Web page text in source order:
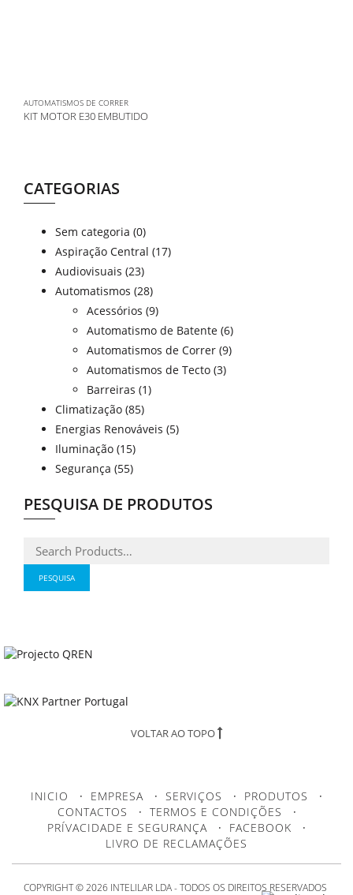
AUTOMATISMOS DE CORRER
KIT MOTOR E30 EMBUTIDO
CATEGORIAS
Sem categoria (0)
Aspiração Central (17)
Audiovisuais (23)
Automatismos (28)
Acessórios (9)
Automatismo de Batente (6)
Automatismos de Correr (9)
Automatismos de Tecto (3)
Barreiras (1)
Climatização (85)
Energias Renováveis (5)
Iluminação (15)
Segurança (55)
PESQUISA DE PRODUTOS
VOLTAR AO TOPO
INICIO · EMPRESA · SERVIÇOS · PRODUTOS
·
CONTACTOS
· TERMOS E CONDIÇÕES
·
PRÍVACIDADE E SEGURANÇA
· FACEBOOK
·
LIVRO DE RECLAMAÇÕES
COPYRIGHT © 2026 INTELILAR LDA - TODOS OS DIREITOS RESERVADOS